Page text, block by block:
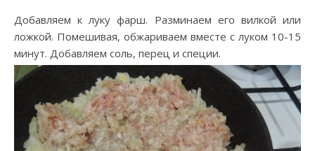
Добавляем к луку фарш. Разминаем его вилкой или
ложкой. Помешивая, обжариваем вместе с луком 10-15
минут. Добавляем соль, перец и специи.